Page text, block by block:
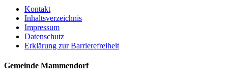
Kontakt
Inhaltsverzeichnis
Impressum
Datenschutz
Erklärung zur Barrierefreiheit
Gemeinde Mammendorf